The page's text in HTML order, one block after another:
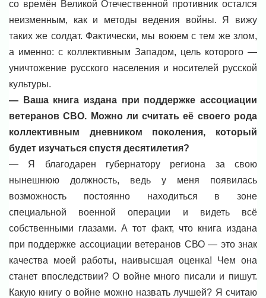
со времён Великой Отечественной противник остался
неизменным, как и методы ведения войны. Я вижу
таких же солдат. Фактически, мы воюем с тем же злом,
а именно: с коллективным Западом, цель которого —
уничтожение русского населения и носителей русской
культуры.
— Ваша книга издана при поддержке ассоциации
ветеранов СВО. Можно ли считать её своего рода
коллективным дневником поколения, который
будет изучаться спустя десятилетия?
— Я благодарен губернатору региона за свою
нынешнюю должность, ведь у меня появилась
возможность постоянно находиться в зоне
специальной военной операции и видеть всё
собственными глазами. А тот факт, что книга издана
при поддержке ассоциации ветеранов СВО — это знак
качества моей работы, наивысшая оценка! Чем она
станет впоследствии? О войне много писали и пишут.
Какую книгу о войне можно назвать лучшей? Я считаю